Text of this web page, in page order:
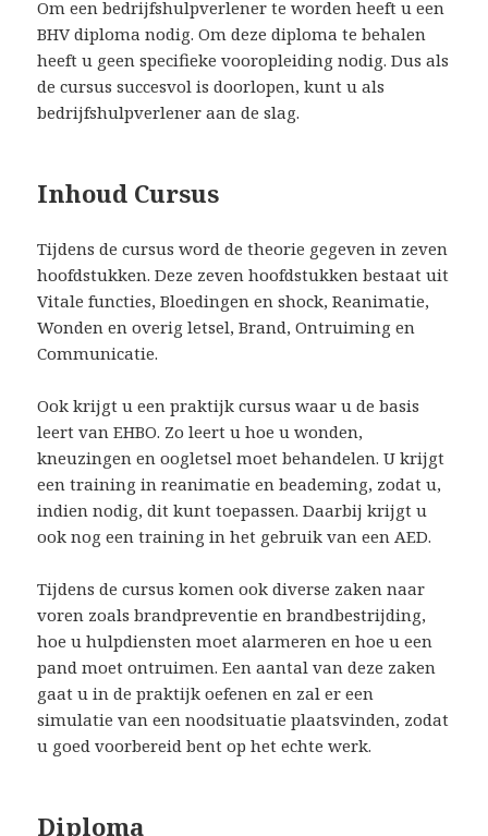
Om een bedrijfshulpverlener te worden heeft u een
BHV diploma nodig. Om deze diploma te behalen
heeft u geen specifieke vooropleiding nodig. Dus als
de cursus succesvol is doorlopen, kunt u als
bedrijfshulpverlener aan de slag.
Inhoud Cursus
Tijdens de cursus word de theorie gegeven in zeven
hoofdstukken. Deze zeven hoofdstukken bestaat uit
Vitale functies, Bloedingen en shock, Reanimatie,
Wonden en overig letsel, Brand, Ontruiming en
Communicatie.
Ook krijgt u een praktijk cursus waar u de basis
leert van EHBO. Zo leert u hoe u wonden,
kneuzingen en oogletsel moet behandelen. U krijgt
een training in reanimatie en beademing, zodat u,
indien nodig, dit kunt toepassen. Daarbij krijgt u
ook nog een training in het gebruik van een AED.
Tijdens de cursus komen ook diverse zaken naar
voren zoals brandpreventie en brandbestrijding,
hoe u hulpdiensten moet alarmeren en hoe u een
pand moet ontruimen. Een aantal van deze zaken
gaat u in de praktijk oefenen en zal er een
simulatie van een noodsituatie plaatsvinden, zodat
u goed voorbereid bent op het echte werk.
Diploma